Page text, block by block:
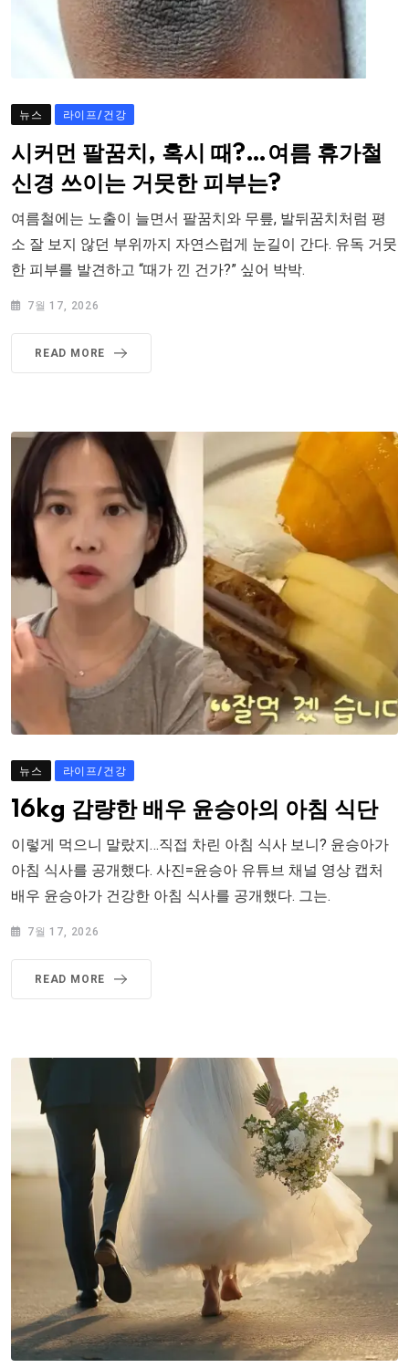
뉴스 라이프/건강
시커먼 팔꿈치, 혹시 때?…여름 휴가철
신경 쓰이는 거뭇한 피부는?
여름철에는 노출이 늘면서 팔꿈치와 무릎, 발뒤꿈치처럼 평
소 잘 보지 않던 부위까지 자연스럽게 눈길이 간다. 유독 거뭇
한 피부를 발견하고 “때가 낀 건가?” 싶어 박박.
7월 17, 2026
READ MORE
뉴스 라이프/건강
16kg 감량한 배우 윤승아의 아침 식단
이렇게 먹으니 말랐지…직접 차린 아침 식사 보니? 윤승아가
아침 식사를 공개했다. 사진=윤승아 유튜브 채널 영상 캡처
배우 윤승아가 건강한 아침 식사를 공개했다. 그는.
7월 17, 2026
READ MORE